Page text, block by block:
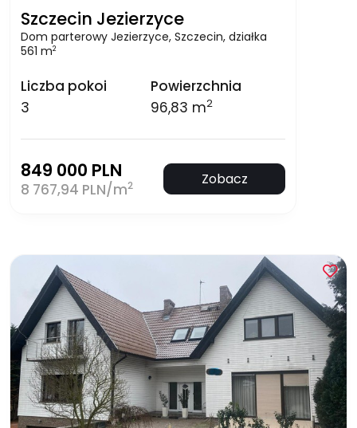
Szczecin Jezierzyce
Dom parterowy Jezierzyce, Szczecin, działka
561 m2
Liczba pokoi
3
Powierzchnia
96,83 m2
849 000 PLN
8 767,94 PLN/m2 Zobacz